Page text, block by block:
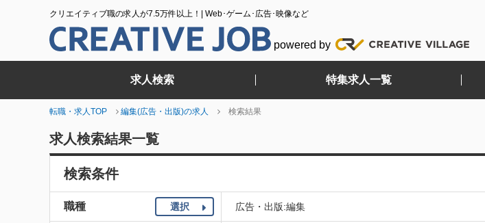
クリエイティブ職の求人が7.5万件以上！| Web･ゲーム･広告･映像など
powered by
求人検索 特集求人一覧
転職・求人TOP 編集(広告・出版)の求人 検索結果
求人検索結果一覧
検索条件
職種 選択 広告・出版:編集